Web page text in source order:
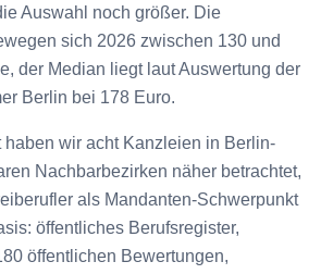
Auswahl noch größer. Die
sich 2026 zwischen 130 und
der Median liegt laut Auswertung der
Berlin bei 178 Euro.
haben wir acht Kanzleien in Berlin-
Nachbarbezirken näher betrachtet,
als Mandanten-Schwerpunkt
öffentliches Berufsregister,
öffentlichen Bewertungen,